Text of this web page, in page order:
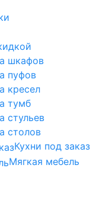
шкафов
пуфов
кресел
тумб
стульев
столов
Кухни под заказ
Мягкая мебель